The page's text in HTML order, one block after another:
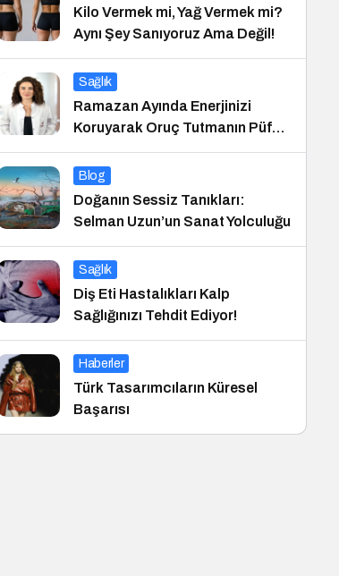
Kilo Vermek mi, Yağ Vermek mi?
Aynı Şey Sanıyoruz Ama Değil!
Sağlık
Ramazan Ayında Enerjinizi
Koruyarak Oruç Tutmanın Püf
Noktaları
Blog
Doğanın Sessiz Tanıkları:
Selman Uzun’un Sanat Yolculuğu
Sağlık
Diş Eti Hastalıkları Kalp
Sağlığınızı Tehdit Ediyor!
Haberler
Türk Tasarımcıların Küresel
Başarısı